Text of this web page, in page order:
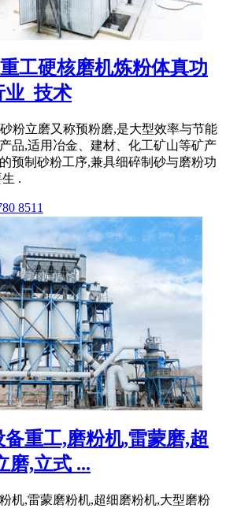
工硬核磨机炼粉体真功
业_技术
粉立磨又称预粉磨,是大型效率与节能
品,适用冶金、建材、化工矿山等矿产
预制砂粉工序,兼具细碎制砂与磨粉功
.
8511
重工,磨粉机,雷蒙磨,超
磨,立式 ...
机,雷蒙磨粉机,超细磨粉机,大型磨粉